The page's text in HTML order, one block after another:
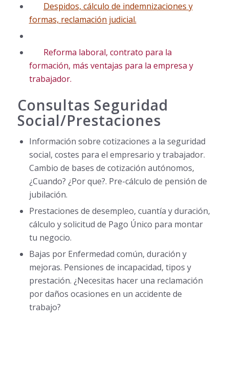
Despidos, cálculo de indemnizaciones y
formas, reclamación judicial.
Reforma laboral, contrato para la
formación, más ventajas para la empresa y
trabajador.
Consultas Seguridad
Social/Prestaciones
Información sobre cotizaciones a la seguridad
social, costes para el empresario y trabajador.
Cambio de bases de cotización autónomos,
¿Cuando? ¿Por que?. Pre-cálculo de pensión de
jubilación.
Prestaciones de desempleo, cuantía y duración,
cálculo y solicitud de Pago Único para montar
tu negocio.
Bajas por Enfermedad común, duración y
mejoras. Pensiones de incapacidad, tipos y
prestación. ¿Necesitas hacer una reclamación
por daños ocasiones en un accidente de
trabajo?